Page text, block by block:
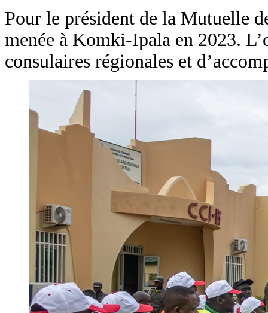
Pour le président de la Mutuelle
menée à Komki-Ipala en 2023.
consulaires régionales et